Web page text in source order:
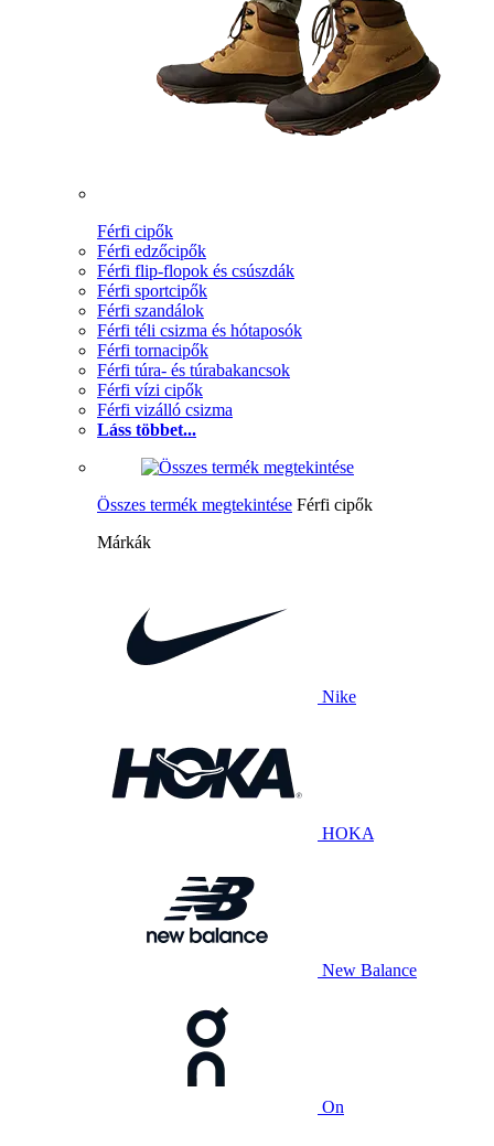
Férfi cipők
Férfi edzőcipők
Férfi flip-flopok és csúszdák
Férfi sportcipők
Férfi szandálok
Férfi téli csizma és hótaposók
Férfi tornacipők
Férfi túra- és túrabakancsok
Férfi vízi cipők
Férfi vizálló csizma
Láss többet...
Összes termék megtekintése Férfi cipők
Márkák
Nike
HOKA
New Balance
On